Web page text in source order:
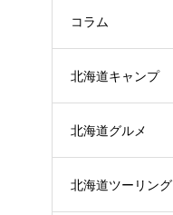
コラム
北海道キャンプ
北海道グルメ
北海道ツーリング